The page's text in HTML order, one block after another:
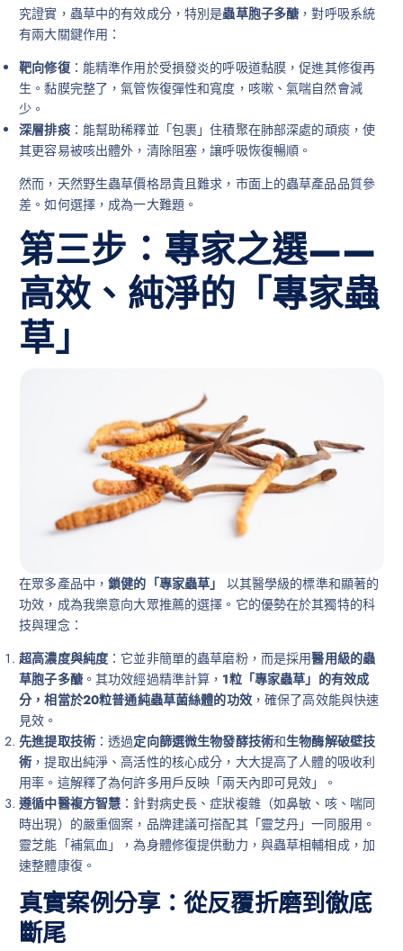
究證實，蟲草中的有效成分，特別是蟲草胞子多醣 ，對呼吸系統
有兩大關鍵作用：
靶向修復：能精準作用於受損發炎的呼吸道黏膜，促進其修復再
生。黏膜完整了，氣管恢復彈性和寬度，咳嗽、氣喘自然會減
少。
深層排痰：能幫助稀釋並「包裹」住積聚在肺部深處的頑痰，使
其更容易被咳出體外，清除阻塞，讓呼吸恢復暢順。
然而，天然野生蟲草價格昂貴且難求，市面上的蟲草產品品質參
差。如何選擇，成為一大難題。
第三步：專家之選——
高效、純淨的「專家蟲
草」
在眾多產品中，鎖健的「專家蟲草」
以其醫學級的標準和顯著的
功效，成為我樂意向大眾推薦的選擇。它的優勢在於其獨特的科
技與理念：
超高濃度與純度 ：它並非簡單的蟲草磨粉，而是採用醫用級的蟲
草胞子多醣。其功效經過精準計算， 1粒「專家蟲草」的有效成
分，相當於20粒普通純蟲草菌絲體的功效，確保了高效能與快速
見效。
先進提取技術：透過定向篩選微生物發酵技術和生物酶解破壁技
術 ，提取出純淨、高活性的核心成分，大大提高了人體的吸收利
用率。這解釋了為何許多用戶反映「兩天內即可見效」。
遵循中醫複方智慧 ：針對病史長、症狀複雜（如鼻敏、咳、喘同
時出現）的嚴重個案，品牌建議可搭配其「靈芝丹」一同服用。
靈芝能「補氣血」，為身體修復提供動力，與蟲草相輔相成，加
速整體康復。
真實案例分享：從反覆折磨到徹底
斷尾